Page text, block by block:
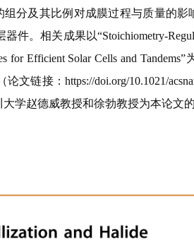
分及其比例对成膜过程与质量的影
。相关成果以“Stoichiometry-
for Efficient Solar Cells and
文链接：https://doi.org/10.1021/
学赵德威教授和徐勃教授为本论文的